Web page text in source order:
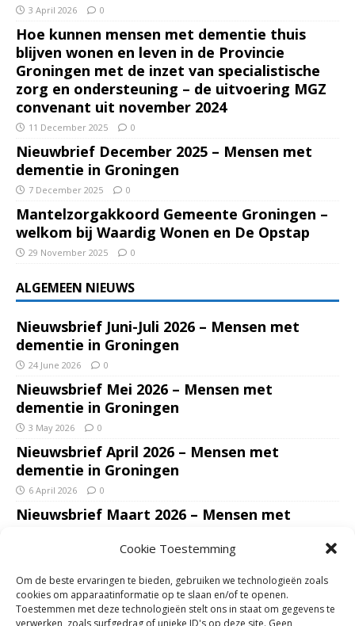
Cookie Toestemming
Om de beste ervaringen te bieden, gebruiken we technologieën zoals
cookies om apparaatinformatie op te slaan en/of te openen.
Toestemmen met deze technologieën stelt ons in staat om gegevens te
verwerken, zoals surfgedrag of unieke ID's op deze site. Geen
3 April 2026 0
Hoe kunnen mensen met dementie thuis
blijven wonen en leven in de Provincie
Groningen met de inzet van specialistische
zorg en ondersteuning – de uitvoering MGZ
convenant uit november 2024
11 December 2025 0
Nieuwbrief December 2025 – Mensen met
dementie in Groningen
7 December 2025 0
Mantelzorgakkoord Gemeente Groningen –
welkom bij Waardig Wonen en De Opstap
29 November 2025 0
ALGEMEEN NIEUWS
Nieuwsbrief Juni-Juli 2026 – Mensen met
dementie in Groningen
24 June 2026 0
Nieuwsbrief Mei 2026 – Mensen met
dementie in Groningen
3 May 2026 0
Nieuwsbrief April 2026 – Mensen met
dementie in Groningen
6 April 2026 0
Nieuwsbrief Maart 2026 – Mensen met
Nieuwsbrief Januari – Februari 2026 – Mensen
met dementie in Groningen
7 February 2026 0